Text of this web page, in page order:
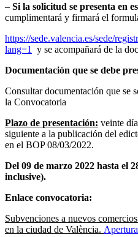
– Si la solicitud se presenta en
cumplimentará y firmará el
https://sede.valencia.es/sede/
lang=1
y se acompañará de la
Documentación que se debe
Consultar documentación que se
la Convocatoria
Plazo de presentación: veinte
siguiente a la publicación del
en el BOP 08/03/2022.
Del 09 de marzo 2022 hasta el
inclusive).
Enlace convocatoria:
Subvenciones a nuevos
en la ciudad de València.